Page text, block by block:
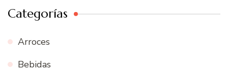
Categorías
Arroces
Bebidas